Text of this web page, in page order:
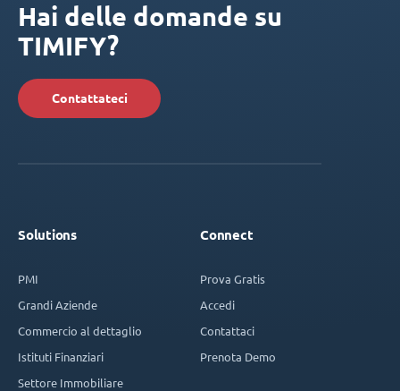
Hai delle domande su
TIMIFY?
Contattateci
Solutions
PMI
Grandi Aziende
Commercio al dettaglio
Istituti Finanziari
Settore Immobiliare
Connect
Prova Gratis
Accedi
Contattaci
Prenota Demo